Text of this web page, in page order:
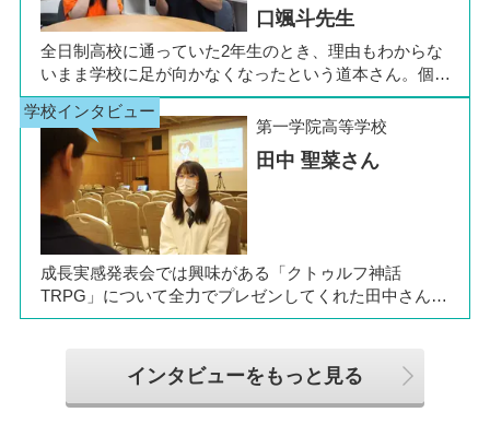
話や行事を通じて育まれた、先生と生徒の温かな信頼関
係もうかがえました。
口颯斗先生
全日制高校に通っていた2年生のとき、理由もわからな
いまま学校に足が向かなくなったという道本さん。個別
相談会で感じた先生の「温かさ」を決め手に、飛鳥未来
きぼう高等学校の町田キャンパスへの転入を選びまし
た。現在は同校に3年生として在籍しながら、オープン
キャンパスでは未来の後輩たちのサポート役「キャス
ト」として活躍しています。同校の山口颯斗先生ととも
に、通信制ならではの人との関わりや、自分らしく過ご
せる学校生活について語ってくれました。
第一学院高等学校
田中 聖菜さん
成長実感発表会では興味がある「クトゥルフ神話
TRPG」について全力でプレゼンしてくれた田中さん
は、全日制高校での生活の中で体調を崩し、12月に第一
トやスクーリングをこなしながら、自分らしく過ごせる
ようになった2か月を振り返ってお話いただきました。
「通信制高校は家で一人で勉強するもの」というイメー
インタビューをもっと見る